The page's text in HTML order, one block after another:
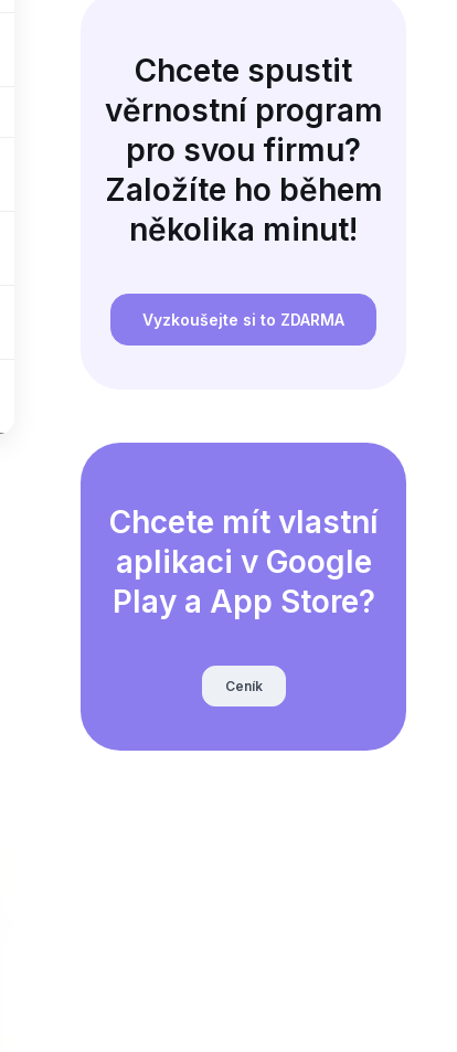
Chcete spustit
věrnostní program
pro svou firmu?
Založíte ho během
několika minut!
Vyzkoušejte si to ZDARMA
Chcete mít vlastní
aplikaci v Google
Play a App Store?
Ceník